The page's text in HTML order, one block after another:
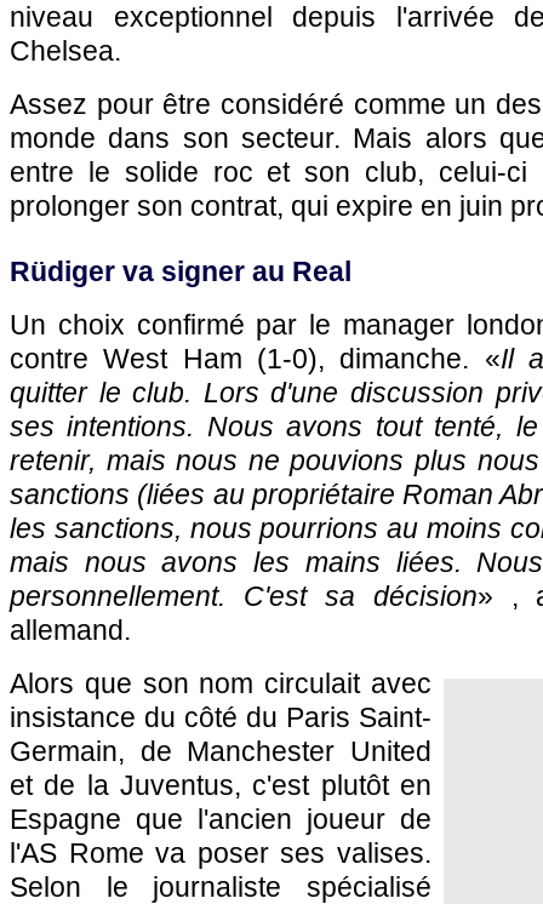
niveau exceptionnel depuis l'arrivée
Chelsea.
Assez pour être considéré comme un
monde dans son secteur. Mais alors
entre le solide roc et son club, celui-
prolonger son contrat, qui expire en juin
Rüdiger va signer au Real
Un choix confirmé par le manager
contre West Ham (1-0), dimanche. «Il
quitter le club. Lors d'une discussion
ses intentions. Nous avons tout tenté,
retenir, mais nous ne pouvions plus
sanctions (liées au propriétaire Roman
les sanctions, nous pourrions au moins
mais nous avons les mains liées.
personnellement. C'est sa décision» ,
allemand.
Alors que son nom circulait avec
insistance du côté du Paris Saint-
Germain, de Manchester United
et de la Juventus, c'est plutôt en
Espagne que l'ancien joueur de
l'AS Rome va poser ses valises.
Selon le journaliste spécialisé